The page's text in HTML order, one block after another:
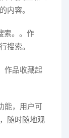
内容。
索。。作
搜索。
作品收藏起
能，用户可
随时随地观